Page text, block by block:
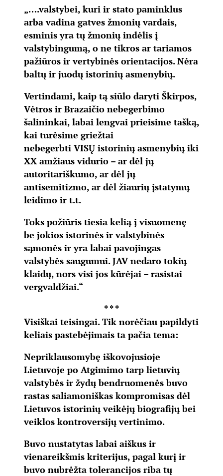
„….valstybei, kuri ir stato paminklus
arba vadina gatves žmonių vardais,
esminis yra tų žmonių indėlis į
valstybingumą, o ne tikros ar tariamos
pažiūros ir vertybinės orientacijos. Nėra
baltų ir juodų istorinių asmenybių.
Vertindami, kaip tą siūlo daryti Škirpos,
Vėtros ir Brazaičio nebegerbimo
šalininkai, labai lengvai prieisime tašką,
kai turėsime griežtai
nebegerbti VISŲ istorinių asmenybių iki
XX amžiaus vidurio – ar dėl jų
autoritariškumo, ar dėl jų
antisemitizmo, ar dėl žiaurių įstatymų
leidimo ir t.t.
Toks požiūris tiesia kelią į visuomenę
be jokios istorinės ir valstybinės
sąmonės ir yra labai pavojingas
valstybės saugumui. JAV nedaro tokių
klaidų, nors visi jos kūrėjai – rasistai
vergvaldžiai.“
* * *
Visiškai teisingai. Tik norėčiau papildyti
keliais pastebėjimais ta pačia tema:
Nepriklausomybę iškovojusioje
Lietuvoje po Atgimimo tarp lietuvių
valstybės ir žydų bendruomenės buvo
rastas saliamoniškas kompromisas dėl
Lietuvos istorinių veikėjų biografijų bei
veiklos kontroversijų vertinimo.
Buvo nustatytas labai aiškus ir
vienareikšmis kriterijus, pagal kurį ir
buvo nubrėžta tolerancijos riba tų